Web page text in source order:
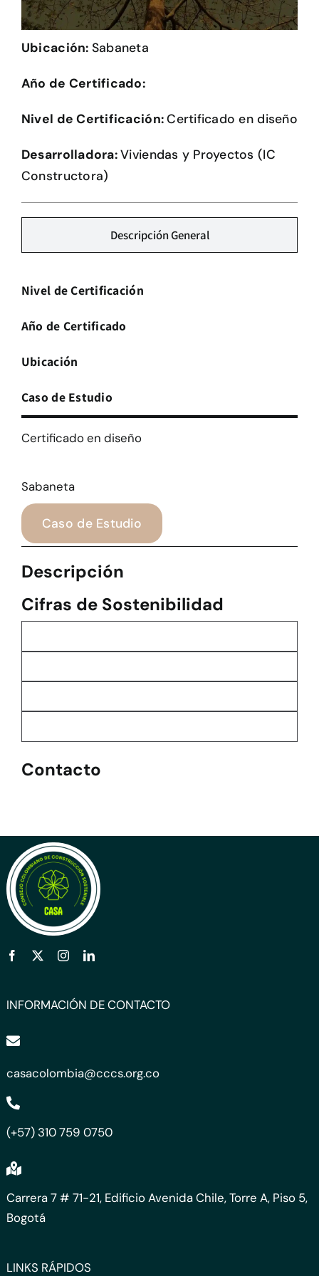
Herramientas
Credenciales
Ubicación: Sabaneta
Año de Certificado:
Nivel de Certificación:Certificado en diseño
Desarrolladora:Viviendas y Proyectos (IC
Constructora)
Descripción General
Nivel de Certificación
Año de Certificado
Ubicación
Caso de Estudio
Certificado en diseño
Sabaneta
Caso de Estudio
Descripción
Cifras de Sostenibilidad
Contacto
INFORMACIÓN DE CONTACTO
casacolombia@cccs.org.co
(+57) 310 759 0750
Carrera 7 # 71-21, Edificio Avenida Chile, Torre A, Piso 5,
Bogotá
LINKS RÁPIDOS